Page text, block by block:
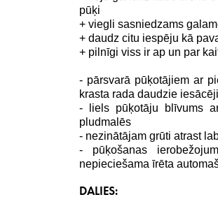
pūķi
+ viegli sasniedzams
+ daudz citu iespēju kā
+ pilnīgi viss ir ap un par
- pārsvarā pūķotājiem ar
krasta rada daudzie
- liels pūķotāju blīvums
pludmalēs
- nezinātājam grūti atrast
- pūķošanas
nepieciešama īrēta
DALIES: